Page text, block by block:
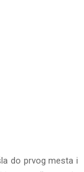
do prvog mesta i